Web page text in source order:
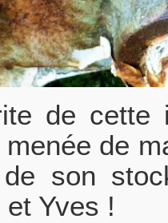
de cette
de
son
Yves !